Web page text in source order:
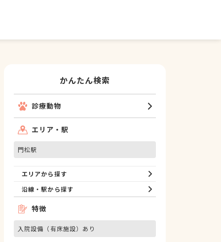
かんたん検索
診療動物
エリア・駅
門松駅
エリアから探す
沿線・駅から探す
特徴
入院設備（有床施設）あり